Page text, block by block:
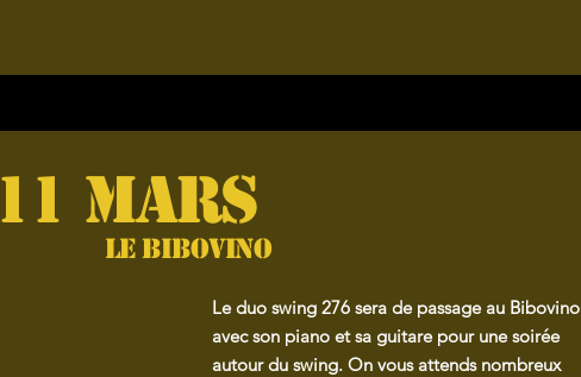
Le duo swing 276 sera de passage au Bibovino
avec son piano et sa guitare pour une soirée
autour du swing. On vous attends nombreux
11 MARS
Le Bibovino